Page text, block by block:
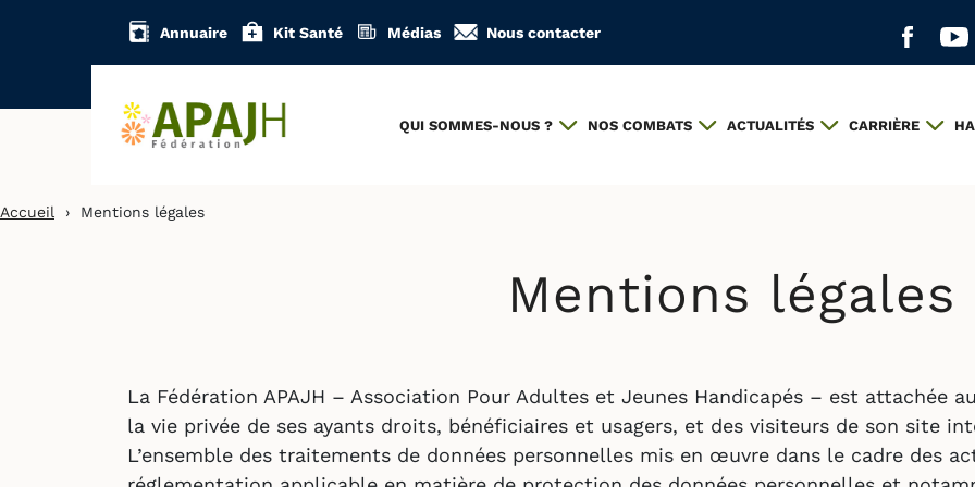
Annuaire Kit Santé Médias Nous contacter
Aller
QUI SOMMES-NOUS ? NOS COMBATS ACTUALITÉS CARRIÈRE
Accueil › Mentions légales
Mentions légales
La Fédération APAJH – Association Pour Adultes et Jeunes Handicapés – est attachée
la vie privée de ses ayants droits, bénéficiaires et usagers, et des visiteurs de son site
L’ensemble des traitements de données personnelles mis en œuvre dans le cadre des